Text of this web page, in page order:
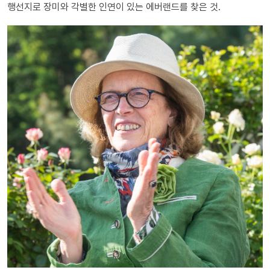
행선지로 장미와 각별한 인연이 있는 에버랜드를 찾은 것.